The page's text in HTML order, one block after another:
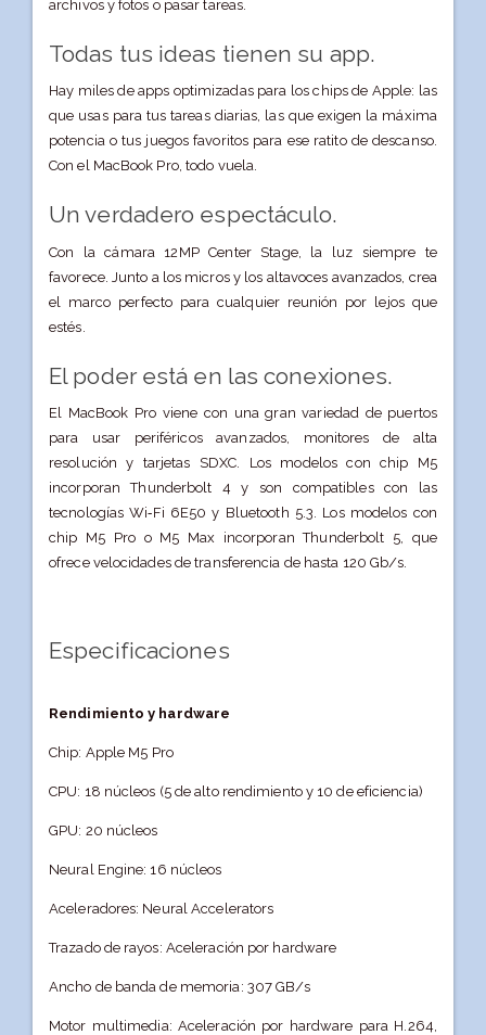
archivos y fotos o pasar tareas.
Todas tus ideas tienen su app.
Hay miles de apps optimizadas para los chips de Apple: las
que usas para tus tareas diarias, las que exigen la máxima
potencia o tus juegos favoritos para ese ratito de descanso.
Con el MacBook Pro, todo vuela.
Un verdadero espectáculo.
Con la cámara 12MP Center Stage, la luz siempre te
favorece. Junto a los micros y los altavoces avanzados, crea
el marco perfecto para cualquier reunión por lejos que
estés.
El poder está en las conexiones.
El MacBook Pro viene con una gran variedad de puertos
para usar periféricos avanzados, monitores de alta
resolución y tarjetas SDXC. Los modelos con chip M5
incorporan Thunderbolt 4 y son compatibles con las
tecnologías Wi‑Fi 6E50 y Bluetooth 5.3. Los modelos con
chip M5 Pro o M5 Max incorporan Thunderbolt 5, que
ofrece velocidades de transferencia de hasta 120 Gb/s.
Especificaciones
Rendimiento y hardware
Chip: Apple M5 Pro
CPU: 18 núcleos (5 de alto rendimiento y 10 de eficiencia)
GPU: 20 núcleos
Neural Engine: 16 núcleos
Aceleradores: Neural Accelerators
Trazado de rayos: Aceleración por hardware
Ancho de banda de memoria: 307 GB/s
Motor multimedia: Aceleración por hardware para H.264,